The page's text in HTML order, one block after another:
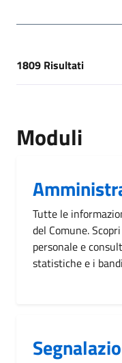
[results]
1809 Risultati
Moduli
Tutte le
del Comune.
personale e
statistiche e i